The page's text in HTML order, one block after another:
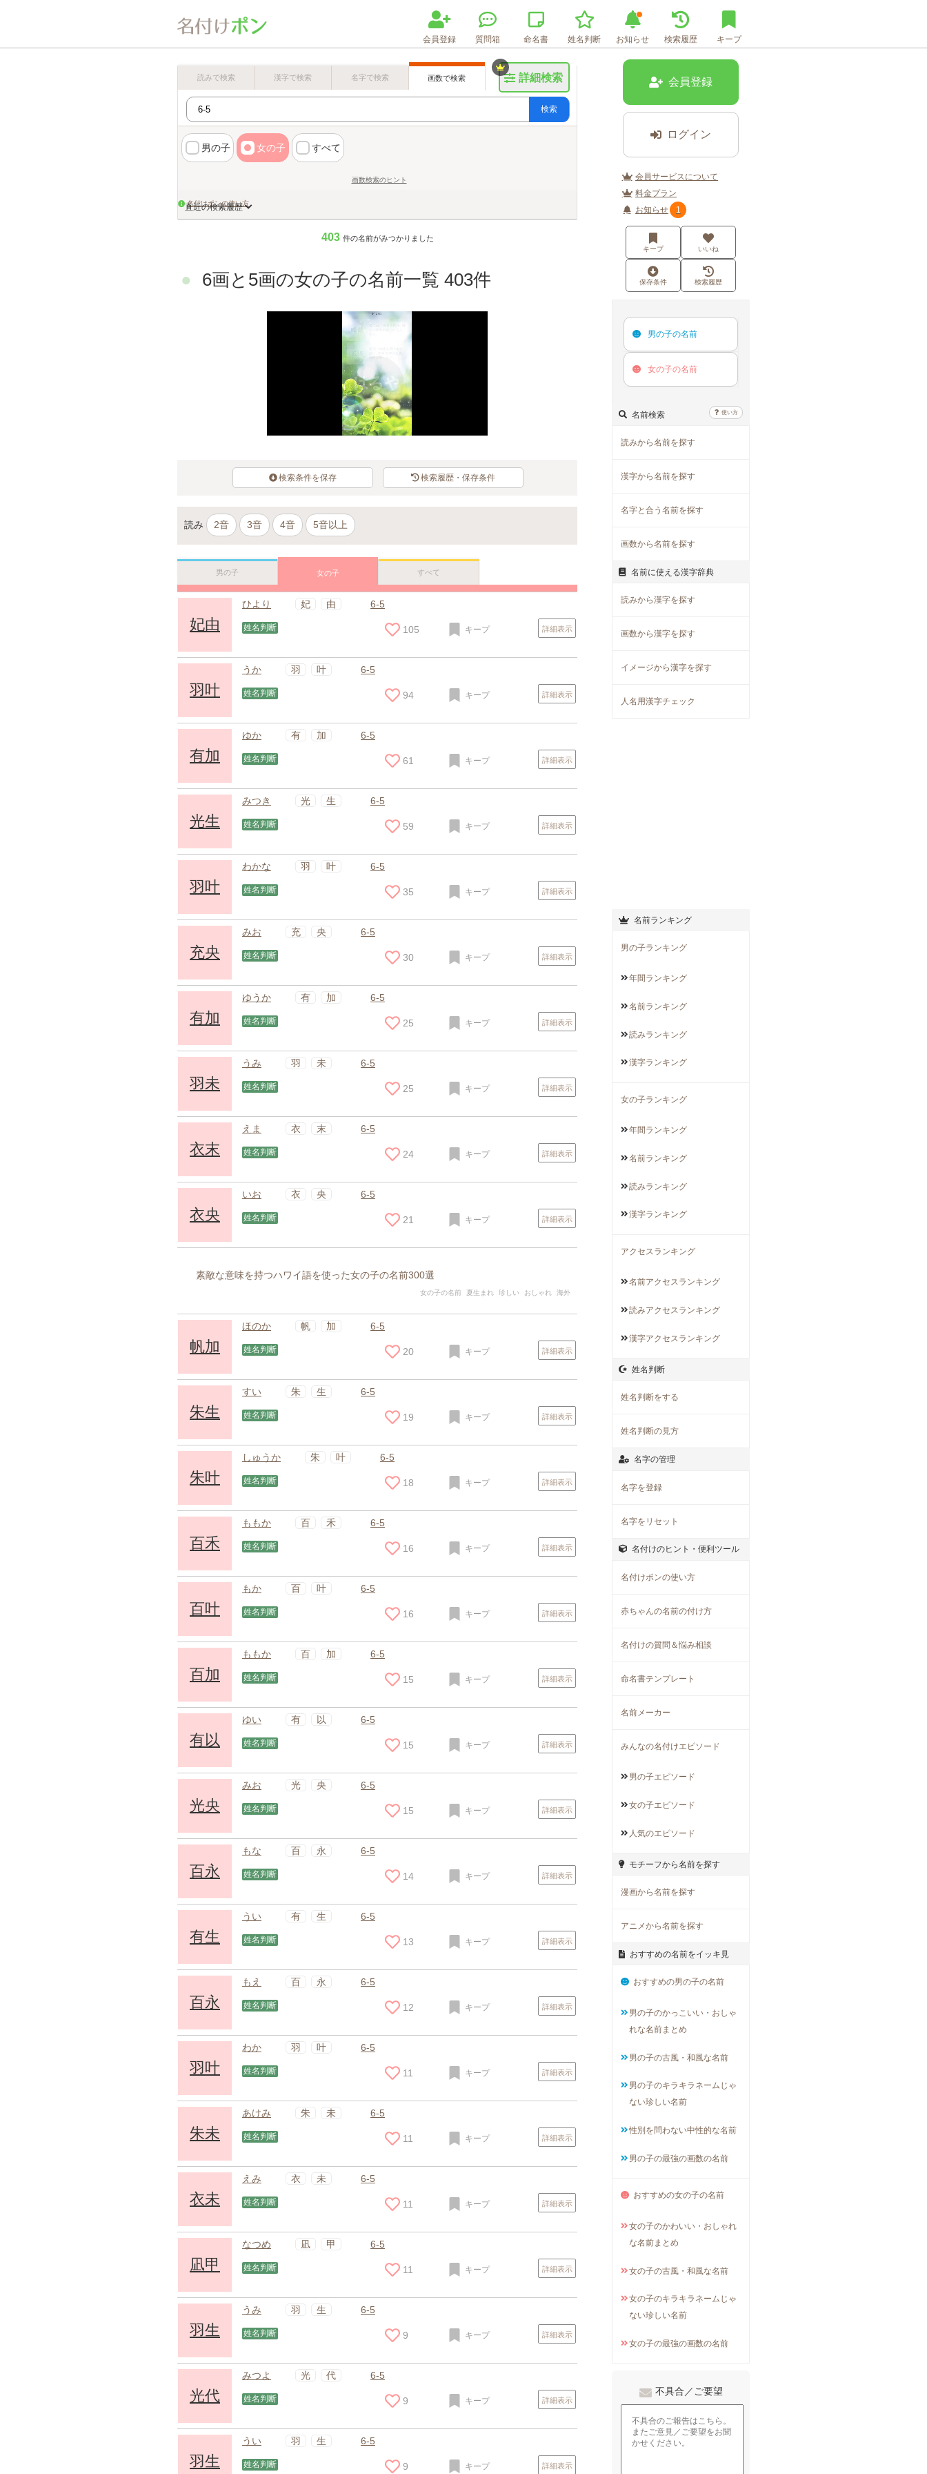
会員登録 質問箱 命名書 姓名判断 お知らせ 検索履歴 キープ
詳細検索
読みで検索 漢字で検索 名字で検索 画数で検索
検索
男の子 女の子 すべて
画数検索のヒント
名付けポンの使い方
直近の検索履歴
403 件の名前がみつかりました
6画と5画の女の子の名前一覧 403件
検索条件を保存 検索履歴・保存条件
読み 2音 3音 4音 5音以上
男の子 女の子 すべて
妃由
ひより 妃 由 6-5
姓名判断 105 キープ 詳細表示
羽叶
うか 羽 叶 6-5
姓名判断 94 キープ 詳細表示
有加
ゆか 有 加 6-5
姓名判断 61 キープ 詳細表示
光生
みつき 光 生 6-5
姓名判断 59 キープ 詳細表示
羽叶
わかな 羽 叶 6-5
姓名判断 35 キープ 詳細表示
充央
みお 充 央 6-5
姓名判断 30 キープ 詳細表示
有加
ゆうか 有 加 6-5
姓名判断 25 キープ 詳細表示
羽未
うみ 羽 未 6-5
姓名判断 25 キープ 詳細表示
衣末
えま 衣 末 6-5
姓名判断 24 キープ 詳細表示
衣央
いお 衣 央 6-5
姓名判断 21 キープ 詳細表示
素敵な意味を持つハワイ語を使った女の子の名前300選
女の子の名前 夏生まれ 珍しい おしゃれ 海外
帆加
ほのか 帆 加 6-5
姓名判断 20 キープ 詳細表示
朱生
すい 朱 生 6-5
姓名判断 19 キープ 詳細表示
朱叶
しゅうか 朱 叶 6-5
姓名判断 18 キープ 詳細表示
百禾
ももか 百 禾 6-5
姓名判断 16 キープ 詳細表示
百叶
もか 百 叶 6-5
姓名判断 16 キープ 詳細表示
百加
ももか 百 加 6-5
姓名判断 15 キープ 詳細表示
有以
ゆい 有 以 6-5
姓名判断 15 キープ 詳細表示
光央
みお 光 央 6-5
姓名判断 15 キープ 詳細表示
百永
もな 百 永 6-5
姓名判断 14 キープ 詳細表示
有生
うい 有 生 6-5
姓名判断 13 キープ 詳細表示
百永
もえ 百 永 6-5
姓名判断 12 キープ 詳細表示
羽叶
わか 羽 叶 6-5
姓名判断 11 キープ 詳細表示
朱未
あけみ 朱 未 6-5
姓名判断 11 キープ 詳細表示
衣未
えみ 衣 未 6-5
姓名判断 11 キープ 詳細表示
凪甲
なつめ 凪 甲 6-5
姓名判断 11 キープ 詳細表示
羽生
うみ 羽 生 6-5
姓名判断 9 キープ 詳細表示
光代
みつよ 光 代 6-5
姓名判断 9 キープ 詳細表示
羽生
うい 羽 生 6-5
姓名判断 9 キープ 詳細表示
会員登録
ログイン
会員サービスについて
料金プラン
お知らせ
1
キープ いいね
保存条件 検索履歴
男の子の名前
女の子の名前
名前検索 使い方
読みから名前を探す
漢字から名前を探す
名字と合う名前を探す
画数から名前を探す
名前に使える漢字辞典
読みから漢字を探す
画数から漢字を探す
イメージから漢字を探す
人名用漢字チェック
名前ランキング
男の子ランキング
年間 ランキング
名前ランキング
読みランキング
漢字ランキング
女の子ランキング
年間 ランキング
名前ランキング
読みランキング
漢字ランキング
アクセスランキング
名前アクセスランキング
読みアクセスランキング
漢字アクセス ランキング
姓名判断
姓名判断をする
姓名判断の見方
名字の管理
名字を登録
名字をリセット
名付けのヒント・便利ツール
名付けポンの使い方
赤ちゃんの名前の付け方
名付けの質問＆悩み相談
命名書テンプレート
名前メーカー
みんなの名付けエピソード
男の子エピソード
女の子エピソード
人気のエピソード
モチーフから名前を探す
漫画から名前を探す
アニメから名前を探す
おすすめの名前をイッキ見
おすすめの男の子の名前
男の子のかっこいい・おしゃ
れな名前まとめ
男の子の古風・和風な名前
男の子のキラキラネームじゃ
ない珍しい名前
性別を問わない中性的な名前
男の子の最強の画数の名前
おすすめの女の子の名前
女の子のかわいい・おしゃれ
な名前まとめ
女の子の古風・和風な名前
女の子のキラキラネームじゃ
ない珍しい名前
女の子の最強の画数の名前
不具合／ご要望